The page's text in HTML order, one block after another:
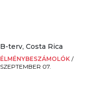
B-terv, Costa Rica
ÉLMÉNYBESZÁMOLÓK /
SZEPTEMBER 07.